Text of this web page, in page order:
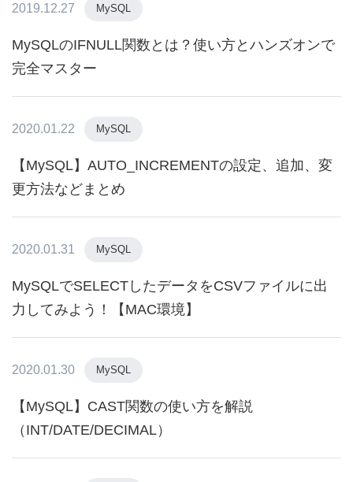
2019.12.27 MySQL
MySQLのIFNULL関数とは？使い方とハンズオンで
完全マスター
2020.01.22 MySQL
【MySQL】AUTO_INCREMENTの設定、追加、変
更方法などまとめ
2020.01.31 MySQL
MySQLでSELECTしたデータをCSVファイルに出
力してみよう！【MAC環境】
2020.01.30 MySQL
【MySQL】CAST関数の使い方を解説
（INT/DATE/DECIMAL）